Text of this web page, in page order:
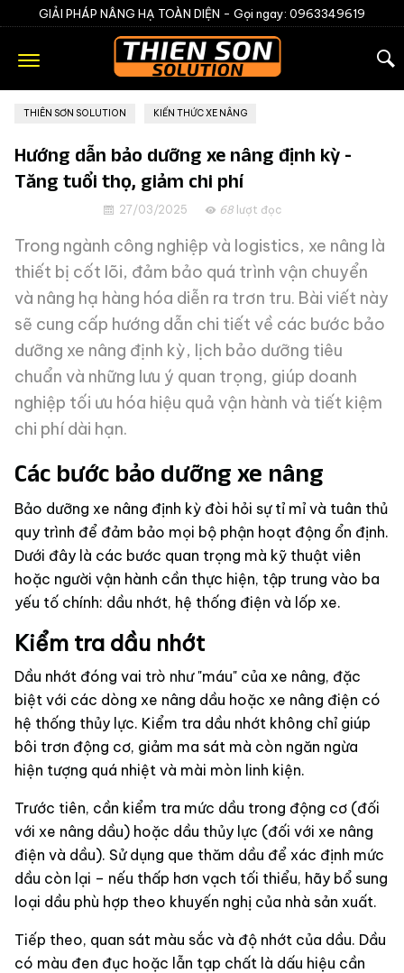
GIẢI PHÁP NÂNG HẠ TOÀN DIỆN - Gọi ngay: 0963349619
THIÊN SƠN SOLUTION KIẾN THỨC XE NÂNG
Hướng dẫn bảo dưỡng xe nâng định kỳ -
Tăng tuổi thọ, giảm chi phí
27/03/2025 68 lượt đọc
Trong ngành công nghiệp và logistics, xe nâng là
thiết bị cốt lõi, đảm bảo quá trình vận chuyển
và nâng hạ hàng hóa diễn ra trơn tru. Bài viết này
sẽ cung cấp hướng dẫn chi tiết về các bước bảo
dưỡng xe nâng định kỳ, lịch bảo dưỡng tiêu
chuẩn và những lưu ý quan trọng, giúp doanh
nghiệp tối ưu hóa hiệu quả vận hành và tiết kiệm
chi phí dài hạn.
Các bước bảo dưỡng xe nâng
Bảo dưỡng xe nâng định kỳ đòi hỏi sự tỉ mỉ và tuân thủ
quy trình để đảm bảo mọi bộ phận hoạt động ổn định.
Dưới đây là các bước quan trọng mà kỹ thuật viên
hoặc người vận hành cần thực hiện, tập trung vào ba
yếu tố chính: dầu nhớt, hệ thống điện và lốp xe.
Kiểm tra dầu nhớt
Dầu nhớt đóng vai trò như "máu" của xe nâng, đặc
biệt với các dòng xe nâng dầu hoặc xe nâng điện có
hệ thống thủy lực. Kiểm tra dầu nhớt không chỉ giúp
bôi trơn động cơ, giảm ma sát mà còn ngăn ngừa
hiện tượng quá nhiệt và mài mòn linh kiện.
Trước tiên, cần kiểm tra mức dầu trong động cơ (đối
với xe nâng dầu) hoặc dầu thủy lực (đối với xe nâng
điện và dầu). Sử dụng que thăm dầu để xác định mức
dầu còn lại – nếu thấp hơn vạch tối thiểu, hãy bổ sung
loại dầu phù hợp theo khuyến nghị của nhà sản xuất.
Tiếp theo, quan sát màu sắc và độ nhớt của dầu. Dầu
có màu đen đục hoặc lẫn tạp chất là dấu hiệu cần